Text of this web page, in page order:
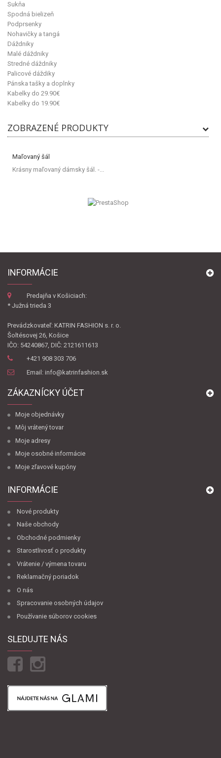
Sukňa
Spodná bielizeň
Podprsenky
Nohavičky a tangá
Dáždniky
Malé dáždniky
Stredné dáždniky
Palicové dáždiky
Pánska tašky a doplnky
Kabelky do 29.90€
Kabelky do 19.90€
ZOBRAZENÉ PRODUKTY
Maľovaný šál
Krásny maľovaný dámsky šál. -...
INFORMÁCIE
Predajňa v Košiciach:
* Južná trieda 3
Prevádzkovateľ: KATRIN FASHION s. r. o.
Šoltésovej 26, Košice
IČO: 54240867, DIČ: 2121611613
+421 908 303 706
Email: info@katrinfashion.sk
ZÁKAZNÍCKY ÚČET
Moje objednávky
Môj vrátený tovar
Moje adresy
Moje osobné informácie
Moje zľavové kupóny
INFORMÁCIE
Nové produkty
Naše obchody
Obchodné podmienky
Starostlivosť o produkty
Vrátenie / výmena tovaru
Reklamačný poriadok
O nás
Spracovanie osobných údajov
Používanie súborov cookies
SLEDUJTE NÁS